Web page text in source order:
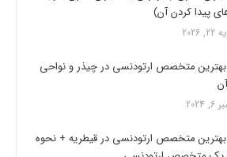
پیدا کردن آن)
متخصص ارتودنسی در چیذر و نواحی
متخصص ارتودنسی در قیطریه + نحوه